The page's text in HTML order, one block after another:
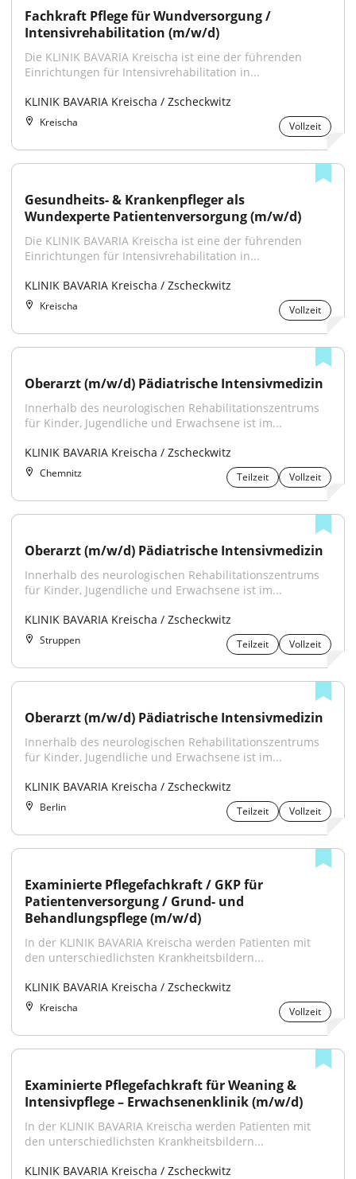
Fachkraft Pflege für Wundversorgung /
Intensivrehabilitation (m/w/d)
Die KLINIK BAVARIA Kreischa ist eine der führenden
Einrichtungen für Intensivrehabilitation in...
KLINIK BAVARIA Kreischa / Zscheckwitz
Kreischa Vollzeit
Gesundheits- & Krankenpfleger als
Wundexperte Patientenversorgung (m/w/d)
Die KLINIK BAVARIA Kreischa ist eine der führenden
Einrichtungen für Intensivrehabilitation in...
KLINIK BAVARIA Kreischa / Zscheckwitz
Kreischa Vollzeit
Oberarzt (m/w/d) Pädiatrische Intensivmedizin
Innerhalb des neurologischen Rehabilitationszentrums
für Kinder, Jugendliche und Erwachsene ist im...
KLINIK BAVARIA Kreischa / Zscheckwitz
Chemnitz Teilzeit Vollzeit
Oberarzt (m/w/d) Pädiatrische Intensivmedizin
Innerhalb des neurologischen Rehabilitationszentrums
für Kinder, Jugendliche und Erwachsene ist im...
KLINIK BAVARIA Kreischa / Zscheckwitz
Struppen Teilzeit Vollzeit
Oberarzt (m/w/d) Pädiatrische Intensivmedizin
Innerhalb des neurologischen Rehabilitationszentrums
für Kinder, Jugendliche und Erwachsene ist im...
KLINIK BAVARIA Kreischa / Zscheckwitz
Berlin Teilzeit Vollzeit
Examinierte Pflegefachkraft / GKP für
Patientenversorgung / Grund- und
Behandlungspflege (m/w/d)
In der KLINIK BAVARIA Kreischa werden Patienten mit
den unterschiedlichsten Krankheitsbildern...
KLINIK BAVARIA Kreischa / Zscheckwitz
Kreischa Vollzeit
Examinierte Pflegefachkraft für Weaning &
Intensivpflege – Erwachsenenklinik (m/w/d)
In der KLINIK BAVARIA Kreischa werden Patienten mit
den unterschiedlichsten Krankheitsbildern...
KLINIK BAVARIA Kreischa / Zscheckwitz